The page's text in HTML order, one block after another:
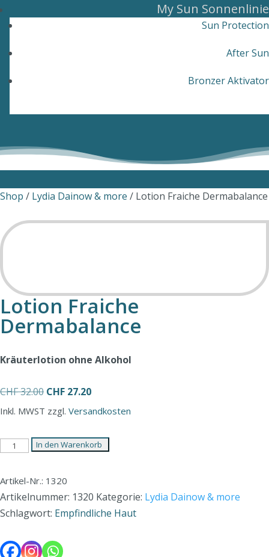
My Sun Sonnenlinie
Sun Protection
After Sun
Bronzer Aktivator
Shop / Lydia Dainow & more / Lotion Fraiche Dermabalance
Lotion Fraiche
Dermabalance
Kräuterlotion ohne Alkohol
CHF32.00 Ursprünglicher
Preis
CHF 32.00
CHF 27.20Aktueller
Preis
CHF 27.20.
Inkl. MWST zzgl. Versandkosten
Lotion
Dermabalance
Menge
In den Warenkorb
Artikel-Nr.: 1320
Artikelnummer: 1320 Kategorie: Lydia Dainow & more
Schlagwort: Empfindliche Haut